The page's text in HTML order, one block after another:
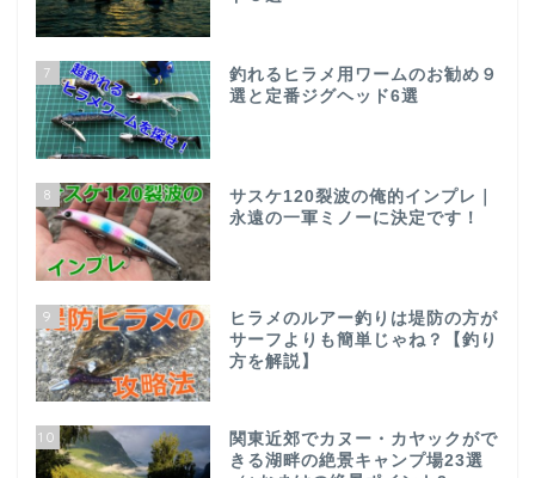
7
釣れるヒラメ用ワームのお勧め９
選と定番ジグヘッド6選
8
サスケ120裂波の俺的インプレ｜
永遠の一軍ミノーに決定です！
9
ヒラメのルアー釣りは堤防の方が
サーフよりも簡単じゃね？【釣り
方を解説】
10
関東近郊でカヌー・カヤックがで
きる湖畔の絶景キャンプ場23選